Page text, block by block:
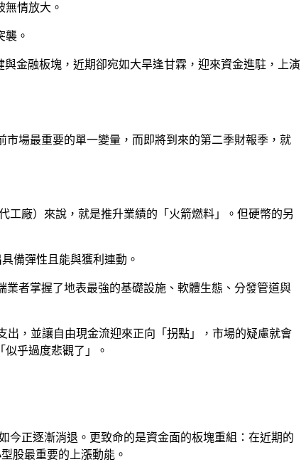
情放大。
襲。
金融板塊，近期卻宛如大旱逢甘霖，迎來資金進駐，上演
市場最重要的單一變量，而即將到來的第二季財報季，就
工廠）來說，就是推升業績的「火箭燃料」。但硬幣的另
備彈性且能與獲利連動。
業者掌握了地表最強的基礎設施、軟體生態、分發管道與
出，並讓自由現金流迎來正向「拐點」，市場的疑慮就會
乎過度悲觀了」。
今正逐漸消退。更致命的是資金面的板塊重組：在近期的
股最重要的上漲動能。